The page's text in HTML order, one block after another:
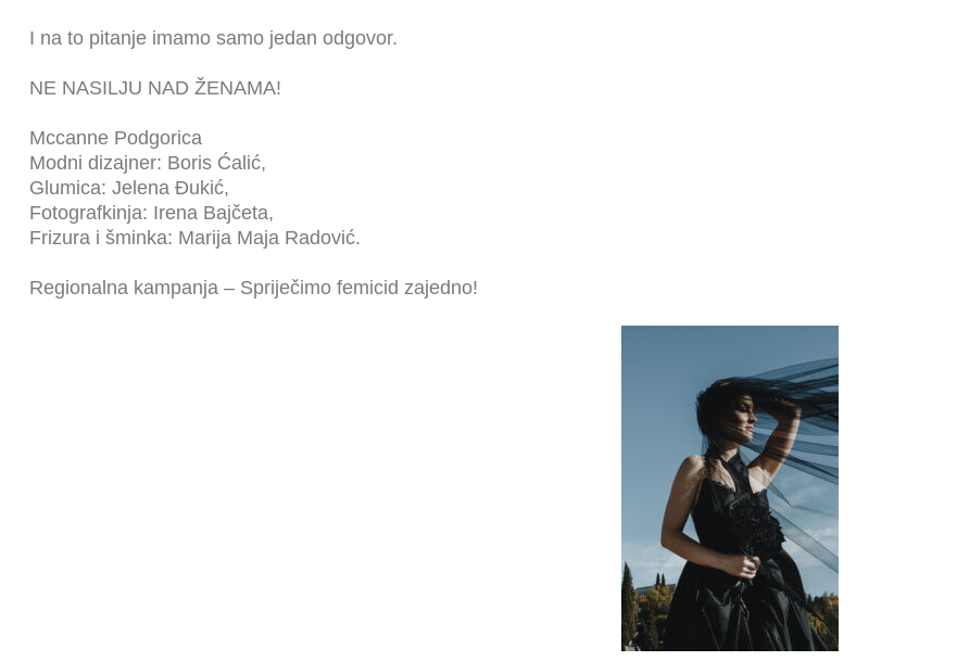
I na to pitanje imamo samo jedan odgovor.
NE NASILJU NAD ŽENAMA!
Mccanne Podgorica
Modni dizajner: Boris Ćalić,
Glumica: Jelena Đukić,
Fotografkinja: Irena Bajčeta,
Frizura i šminka: Marija Maja Radović.
Regionalna kampanja – Spriječimo femicid zajedno!